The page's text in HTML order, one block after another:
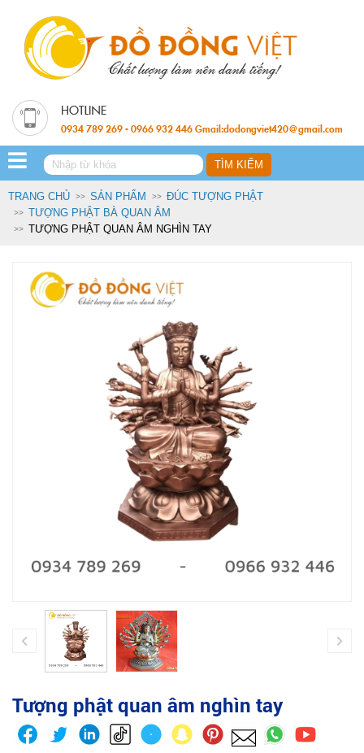
0934 789 269 - 0966 932 446 Gmail:dodongviet420@gmail.com
TRANG CHỦ SẢN PHẨM
ĐÚC TƯỢNG PHẬT
TƯỢNG PHẬT BÀ QUAN ÂM
TƯỢNG PHẬT QUAN ÂM NGHÌN TAY
Tượng phật quan âm nghìn tay